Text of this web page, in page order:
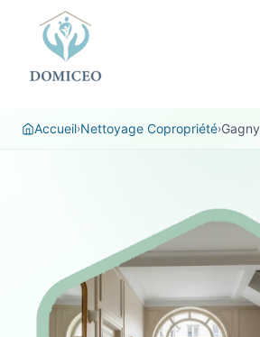
Accueil›Nettoyage Copropriété›Gagny
Panneau de gestion des cookies